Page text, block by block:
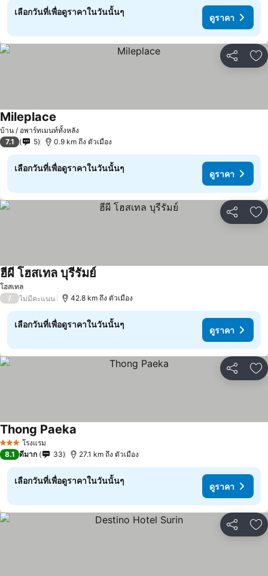
เลือกวันที่เพื่อดูราคาในวันนั้นๆ
ดูราคา
แชร์ เ
บ้าน / อพาร์ทเมนท์ทั้งหลัง
Mileplace
7.1 5 0.9 km ถึง ตัวเมือง
เลือกวันที่เพื่อดูราคาในวันนั้นๆ
ดูราคา
แชร์ เ
โฮสเทล
ฮีผี โฮสเทล บุรีรัมย์
/ ไม่มีคะแนน 42.8 km ถึง ตัวเมือง
เลือกวันที่เพื่อดูราคาในวันนั้นๆ
ดูราคา
แชร์ เ
3 ดาว โรงแรม
Thong Paeka
8.1 ดีมาก 33 27.1 km ถึง ตัวเมือง
เลือกวันที่เพื่อดูราคาในวันนั้นๆ
ดูราคา
แชร์ เ